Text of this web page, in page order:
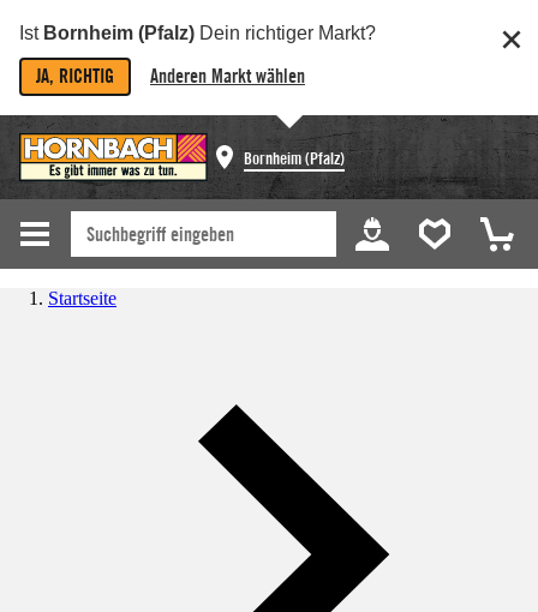
Ist Bornheim (Pfalz) Dein richtiger Markt?
JA, RICHTIG Anderen Markt wählen
Bornheim (Pfalz)
Startseite